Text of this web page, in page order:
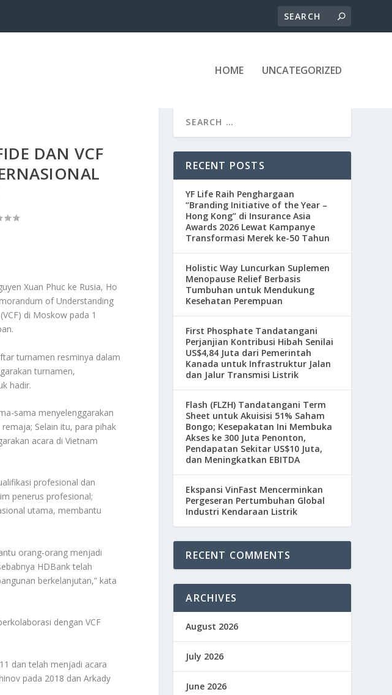
HOME UNCATEGORIZED
DAN VCF
Xuan Phuc ke Rusia, Ho
of Understanding
di Moskow pada 1
turnamen resminya dalam
turnamen,
hadir.
sama menyelenggarakan
Selain itu, para pihak
acara di Vietnam
profesional dan
penerus profesional;
utama, membantu
orang-orang menjadi
HDBank telah
berkelanjutan,” kata
dengan VCF
dan telah menjadi acara
pada 2018 dan Arkady
RECENT POSTS
YF Life Raih Penghargaan
“Branding Initiative of the Year –
Hong Kong” di Insurance Asia
Awards 2026 Lewat Kampanye
Transformasi Merek ke-50 Tahun
Holistic Way Luncurkan Suplemen
Menopause Relief Berbasis
Tumbuhan untuk Mendukung
Kesehatan Perempuan
First Phosphate Tandatangani
Perjanjian Kontribusi Hibah Senilai
US$4,84 Juta dari Pemerintah
Kanada untuk Infrastruktur Jalan
dan Jalur Transmisi Listrik
Flash (FLZH) Tandatangani Term
Sheet untuk Akuisisi 51% Saham
Bongo; Kesepakatan Ini Membuka
Akses ke 300 Juta Penonton,
Pendapatan Sekitar US$10 Juta,
dan Meningkatkan EBITDA
Ekspansi VinFast Mencerminkan
Pergeseran Pertumbuhan Global
Industri Kendaraan Listrik
RECENT COMMENTS
ARCHIVES
August 2026
July 2026
June 2026